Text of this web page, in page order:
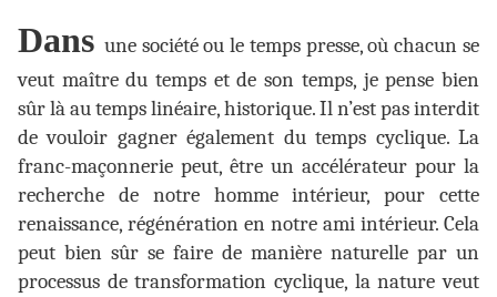
Dans une société ou le temps presse, où chacun se
veut maître du temps et de son temps, je pense bien
sûr là au temps linéaire, historique. Il n’est pas interdit
de vouloir gagner également du temps cyclique. La
franc-maçonnerie peut, être un accélérateur pour la
recherche de notre homme intérieur, pour cette
renaissance, régénération en notre ami intérieur. Cela
peut bien sûr se faire de manière naturelle par un
processus de transformation cyclique, la nature veut